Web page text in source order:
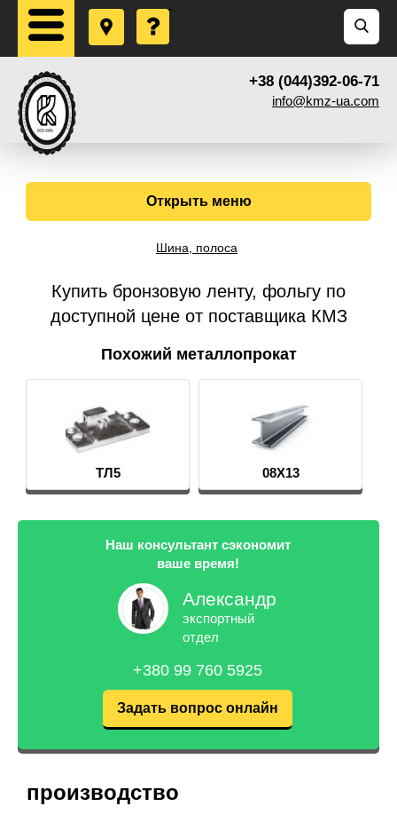
+38 (044)392-06-71
info@kmz-ua.com
Открыть меню
Шина, полоса
Купить бронзовую ленту, фольгу по
доступной цене от поставщика КМЗ
Похожий металлопрокат
08Х13 Гафний
Наш консультант сэкономит
ваше время!
Александр
экспортный
отдел
+380 99 760 5925
Задать вопрос онлайн
производство